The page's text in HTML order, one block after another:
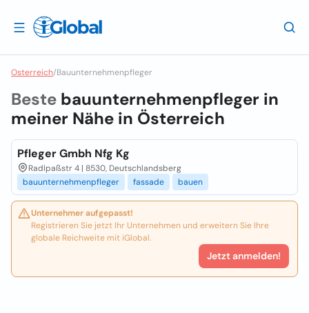
Osterreich/Bauunternehmenpfleger
Beste bauunternehmenpfleger in
meiner Nähe in Österreich
Pfleger Gmbh Nfg Kg
Radlpaßstr 4 | 8530, Deutschlandsberg
bauunternehmenpfleger
fassade bauen
Unternehmer aufgepasst!
Registrieren Sie jetzt Ihr Unternehmen und erweitern Sie Ihre
globale Reichweite mit iGlobal.
Jetzt anmelden!